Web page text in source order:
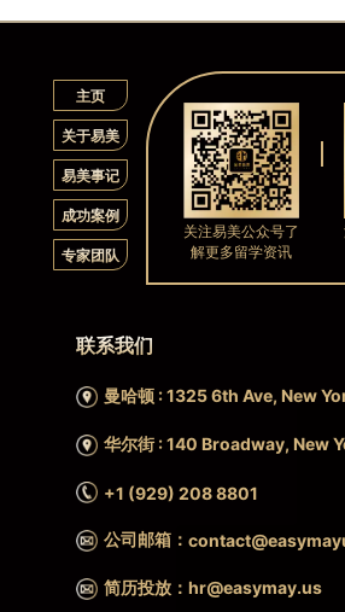
主页
关于易美
易美事记
成功案例
专家团队
联系我们
曼哈顿 : 1325 6th Ave, New
华尔街 : 140 Broadway, New
+1 (929) 208 8801
公司邮箱：
简历投放：hr@easymay.us
关注易美公众号了
解更多留学资讯